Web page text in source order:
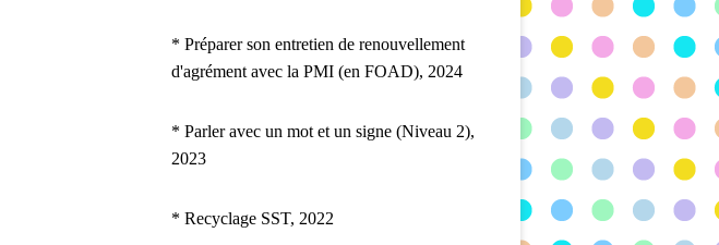
* Préparer son entretien de renouvellement
d'agrément avec la PMI (en FOAD), 2024
* Parler avec un mot et un signe (Niveau 2),
2023
* Recyclage SST, 2022